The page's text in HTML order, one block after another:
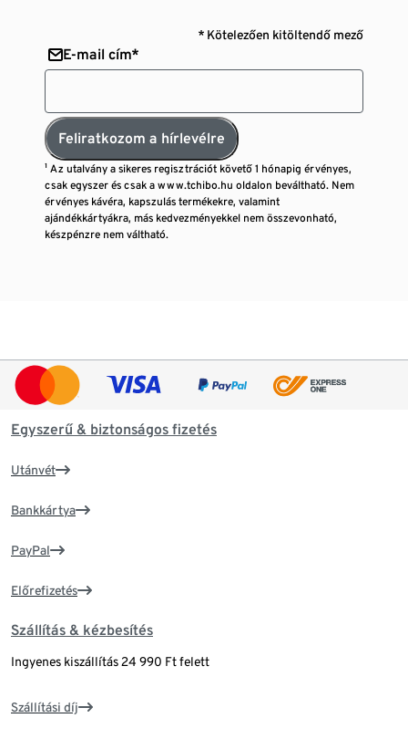
* Kötelezően kitöltendő mező
E-mail cím*
Feliratkozom a hírlevélre
¹ Az utalvány a sikeres regisztrációt követő 1 hónapig érvényes,
csak egyszer és csak a www.tchibo.hu oldalon beváltható. Nem
érvényes kávéra, kapszulás termékekre, valamint
ajándékkártyákra, más kedvezményekkel nem összevonható,
készpénzre nem váltható.
Egyszerű & biztonságos fizetés
Utánvét
Bankkártya
PayPal
Előrefizetés
Szállítás & kézbesítés
Ingyenes kiszállítás 24 990 Ft felett
Szállítási díj